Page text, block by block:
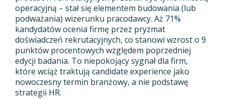
operacyjną – stał się elementem budowania (lub
podważania) wizerunku pracodawcy. Aż 71%
kandydatów ocenia firmę przez pryzmat
doświadczeń rekrutacyjnych, co stanowi wzrost o 9
punktów procentowych względem poprzedniej
edycji badania. To niepokojący sygnał dla firm,
które wciąż traktują candidate experience jako
nowoczesny termin branżowy, a nie podstawę
strategii HR.